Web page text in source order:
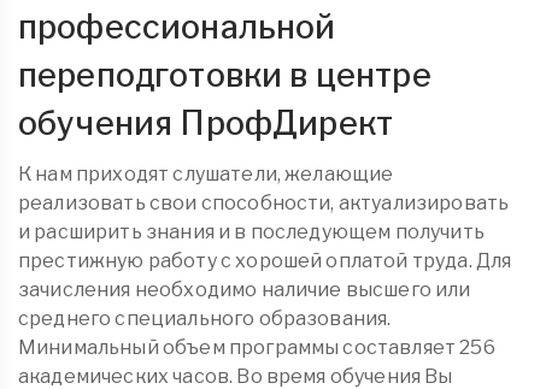
профессиональной
переподготовки в центре
обучения ПрофДирект
К нам приходят слушатели, желающие
реализовать свои способности, актуализировать
и расширить знания и в последующем получить
престижную работу с хорошей оплатой труда. Для
зачисления необходимо наличие высшего или
среднего специального образования.
Минимальный объем программы составляет 256
академических часов. Во время обучения Вы